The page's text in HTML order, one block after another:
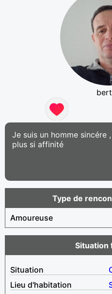
Je suis un homme
plus si affinité
Type de
Amoureuse
Situation
Situation
Lieu d'habitation